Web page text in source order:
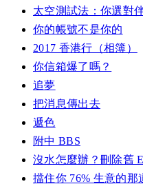
太空測試法：你選對
你的帳號不是你的
2017 香港行（相簿）
你信箱爆了嗎？
追夢
把消息傳出去
遞色
附中 BBS
沒水怎麼辦？刪除舊
擋住你 76% 生意的那